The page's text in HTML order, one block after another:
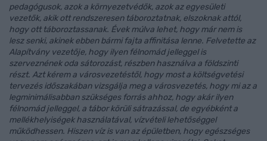
pedagógusok, azok a környezetvédők, azok az egyesületi
vezetők, akik ott rendszeresen táboroztatnak, elszoknak attól,
hogy ott táboroztassanak. Évek múlva lehet, hogy már nem is
lesz senki, akinek ebben bármi fajta affinitása lenne. Felvetette az
Alapítvány vezetője, hogy ilyen félnomád jelleggel is
szerveznének oda sátorozást, részben használva a földszinti
részt. Azt kérem a városvezetéstől, hogy most a költségvetési
tervezés időszakában vizsgálja meg a városvezetés, hogy mi az a
legminimálisabban szükséges forrás ahhoz, hogy akár ilyen
félnomád jelleggel, a tábor körüli sátrazással, de egyébként a
mellékhelyiségek használatával, vízvételi lehetőséggel
működhessen. Hiszen víz is van az épületben, hogy egészséges